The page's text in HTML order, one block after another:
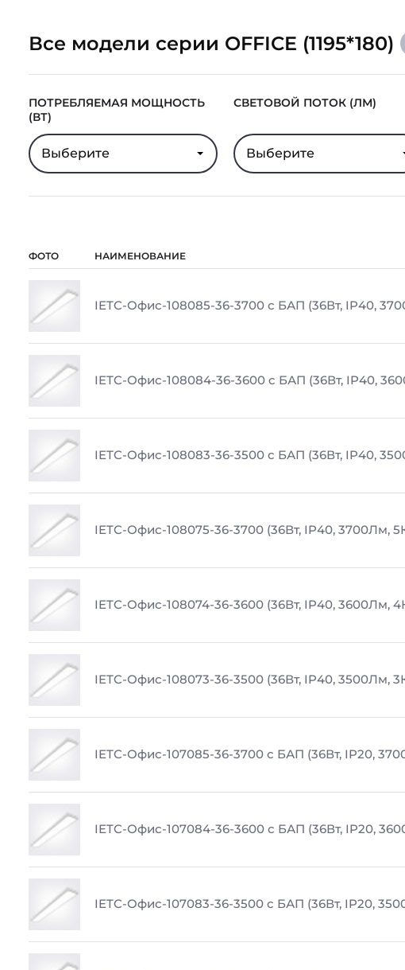
Все модели серии OFFICE (1195*180)
ПОТРЕБЛЯЕМАЯ МОЩНОСТЬ
(ВТ)
Выберите
СВЕТОВОЙ ПОТОК (ЛМ)
Выберите
ФОТО НАИМЕНОВАНИЕ
IETC-Офис-108085-36-3700 с БАП (36Вт, IP40,
IETC-Офис-108084-36-3600 с БАП (36Вт, IP40,
IETC-Офис-108083-36-3500 с БАП (36Вт, IP40,
IETC-Офис-108075-36-3700 (36Вт, IP40, 3700Лм,
IETC-Офис-108074-36-3600 (36Вт, IP40, 3600Лм,
IETC-Офис-108073-36-3500 (36Вт, IP40, 3500Лм,
IETC-Офис-107085-36-3700 с БАП (36Вт, IP20,
IETC-Офис-107084-36-3600 с БАП (36Вт, IP20,
IETC-Офис-107083-36-3500 с БАП (36Вт, IP20,